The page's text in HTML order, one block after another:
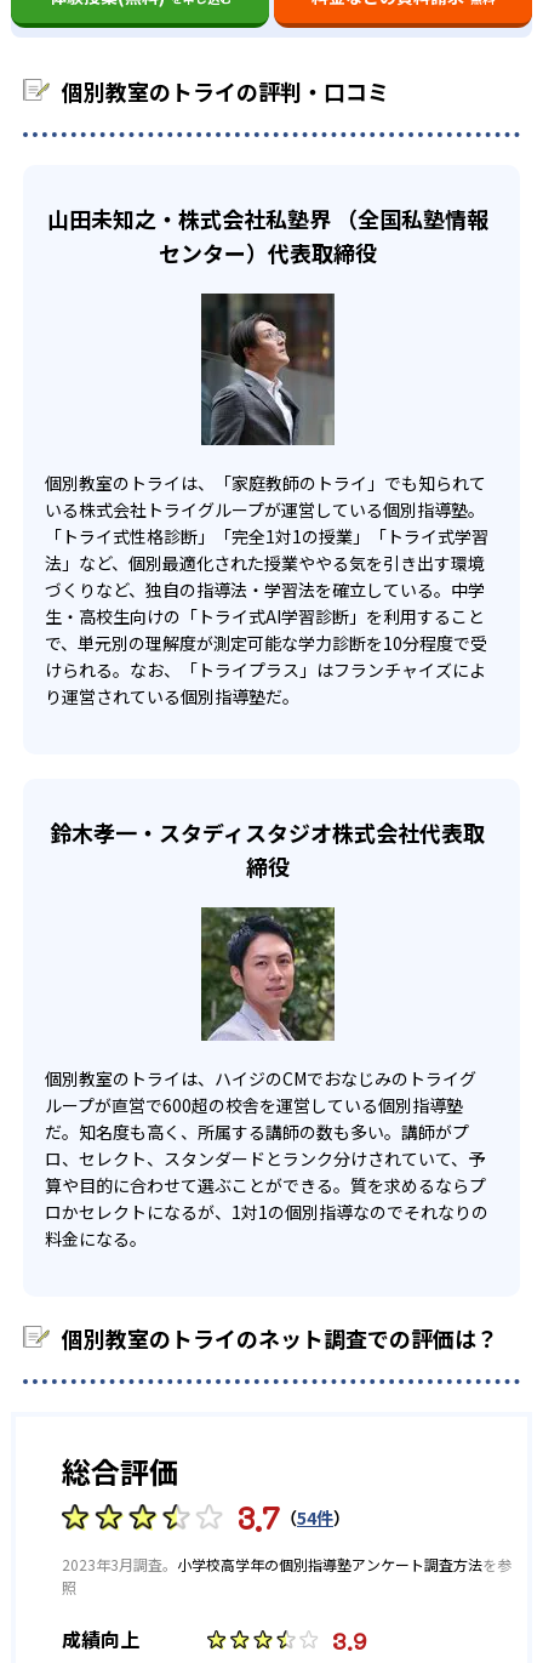
専用カリキュラムによって現状と目標の差が明確になり、
る。これによって、勉強目標達成まで最短距離の学習が実
個別教室のトライでは、AI学力診断によって客観的に苦手
科目を判定できる。それを基に指導実績豊富な教育プラン
べきかをカリキュラムで可視化してくれるので、超効率的
筑波大学付属中学校 - 武蔵中学校 -
慶應義塾普通部 - 早稲田中学校
西大和学園中学校 -
洛南高等学校附属中学校 -
-
神戸女学院中学部 -
六甲学院中学校 - 須磨学園中学校
東海中学校 - 南山中学校女子部 -
滝中学校 - 愛知中学校 -
海陽中学校 古屋中学校 -
金城学院中学校 -
灘高校 - 筑波大学付属高校 -
慶應義塾高校
-
早稲田大学高等学院 -
学習院高等部 - 法政大学高校 -
西高校 - 戸山高校 -
国立高校
一宮高校 - 一宮西高校 -
東高校 -
春日井高校 - 旭野高校
天白高校 清風南海高校
個別教室のトライの評判・口コミ
山田未知之・株式会社私塾界 （全国私塾情報
センター）代表取締役
個別教室のトライは、「家庭教師のトライ」でも知られて
いる株式会社トライグループが運営している個別指導塾。
「トライ式性格診断」「完全1対1の授業」「トライ式学習
法」など、個別最適化された授業ややる気を引き出す環境
づくりなど、独自の指導法・学習法を確立している。中学
生・高校生向けの「トライ式AI学習診断」を利用すること
で、単元別の理解度が測定可能な学力診断を10分程度で受
けられる。なお、「トライプラス」はフランチャイズによ
り運営されている個別指導塾だ。
鈴木孝一・スタディスタジオ株式会社代表取
締役
個別教室のトライは、ハイジのCMでおなじみのトライグ
ループが直営で600超の校舎を運営している個別指導塾
だ。知名度も高く、所属する講師の数も多い。講師がプ
ロ、セレクト、スタンダードとランク分けされていて、予
算や目的に合わせて選ぶことができる。質を求めるならプ
ロかセレクトになるが、1対1の個別指導なのでそれなりの
料金になる。
個別教室のトライのネット調査での評価は？
総合評価
3.7 （54件）
2023年3月調査。 小学校高学年の個別指導塾アンケート調査方法を参
照
成績向上 3.9